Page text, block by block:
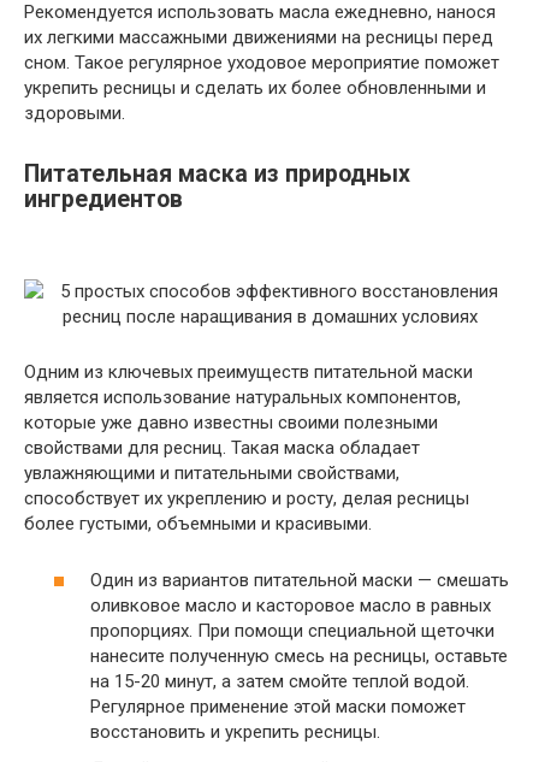
Рекомендуется использовать масла ежедневно, нанося
их легкими массажными движениями на ресницы перед
сном. Такое регулярное уходовое мероприятие поможет
укрепить ресницы и сделать их более обновленными и
здоровыми.
Питательная маска из природных
ингредиентов
Одним из ключевых преимуществ питательной маски
является использование натуральных компонентов,
которые уже давно известны своими полезными
свойствами для ресниц. Такая маска обладает
увлажняющими и питательными свойствами,
способствует их укреплению и росту, делая ресницы
более густыми, объемными и красивыми.
Один из вариантов питательной маски — смешать
оливковое масло и касторовое масло в равных
пропорциях. При помощи специальной щеточки
нанесите полученную смесь на ресницы, оставьте
на 15-20 минут, а затем смойте теплой водой.
Регулярное применение этой маски поможет
восстановить и укрепить ресницы.